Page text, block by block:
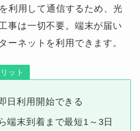
利用して通信するため、光
事は一切不要。端末が届い
ーネットを利用できます。
ット
日利用開始できる
端末到着まで最短1～3日